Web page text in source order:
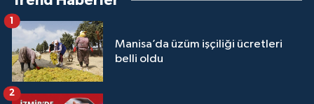
Manisa’da üzüm işçiliği ücretleri
belli oldu
1
2